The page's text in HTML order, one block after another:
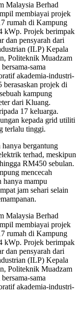
Malaysia Berhad
membiayai projek
rumah di Kampung
kWp. Projek berimpak
dan pensyarah dari
(ILP) Kepala
Politeknik Muadzam
sama
akademia-industri-
projek di
kampung
dari Kluang.
17 keluarga.
kepada grid utiliti
terlalu tinggi.
bergantung
terhad, meskipun
RM450 sebulan.
mencecah
mampu
jam sehari selain
Malaysia Berhad
membiayai projek
rumah di Kampung
kWp. Projek berimpak
dan pensyarah dari
(ILP) Kepala
Politeknik Muadzam
sama
akademia-industri-